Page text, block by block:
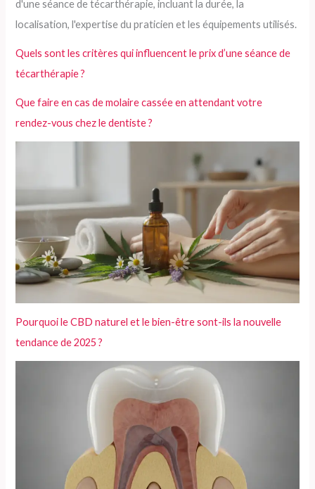
Quels sont les critères qui influencent le prix d’une séance de
técarthérapie ?
Que faire en cas de molaire cassée en attendant votre
rendez-vous chez le dentiste ?
Pourquoi le CBD naturel et le bien-être sont-ils la nouvelle
tendance de 2025 ?